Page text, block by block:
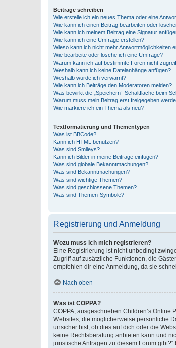
Beiträge schreiben
Wie erstelle ich ein neues Thema oder eine
Wie kann ich einen Beitrag bearbeiten oder
Wie kann ich meinem Beitrag eine Signatur
Wie kann ich eine Umfrage erstellen?
Wieso kann ich nicht mehr Antwortmöglichkeiten
Wie bearbeite oder lösche ich eine Umfrage?
Warum kann ich auf bestimmte Foren nicht
Weshalb kann ich keine Dateianhänge anfügen?
Weshalb wurde ich verwarnt?
Wie kann ich Beiträge den Moderatoren melden?
Was bewirkt die „Speichern“-Schaltfläche beim
Warum muss mein Beitrag erst freigegeben
Wie markiere ich ein Thema als neu?
Textformatierung und Thementypen
Was ist BBCode?
Kann ich HTML benutzen?
Was sind Smileys?
Kann ich Bilder in meine Beiträge einfügen?
Was sind globale Bekanntmachungen?
Was sind Bekanntmachungen?
Was sind wichtige Themen?
Was sind geschlossene Themen?
Was sind Themen-Symbole?
Registrierung und Anmeldung
Wozu muss ich mich registrieren?
Eine Registrierung ist nicht unbedingt
Zugriff auf zusätzliche Funktionen, die
empfehlen dir eine Anmeldung, da sie
Nach oben
Was ist COPPA?
COPPA, ausgeschrieben Children’s Online
Websites, die möglicherweise persönliche
unsicher bist, ob dies auf dich oder die
keine Rechtsberatung anbieten kann und
juristische Anfragen zu diesem Forum